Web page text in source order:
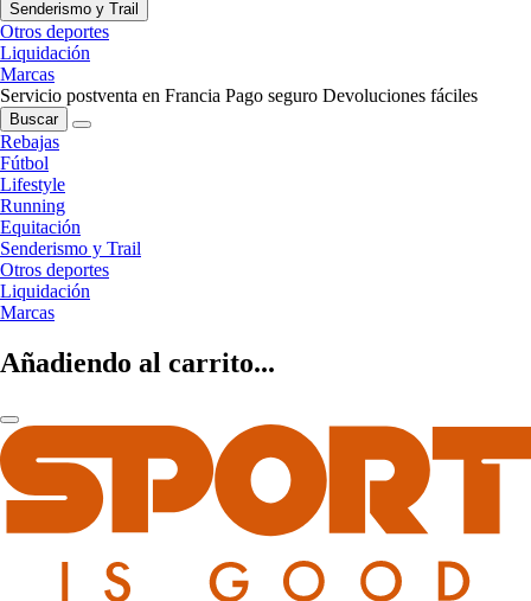
Senderismo y Trail
Otros deportes
Liquidación
Marcas
Servicio postventa en Francia Pago seguro Devoluciones fáciles
Buscar
Rebajas
Fútbol
Lifestyle
Running
Equitación
Senderismo y Trail
Otros deportes
Liquidación
Marcas
Añadiendo al carrito...